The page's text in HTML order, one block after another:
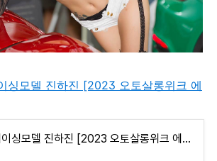
싱모델 진하진 [2023 오토살롱위크 에
레이싱모델 진하진 [2023 오토살롱위크 에스알 부스]